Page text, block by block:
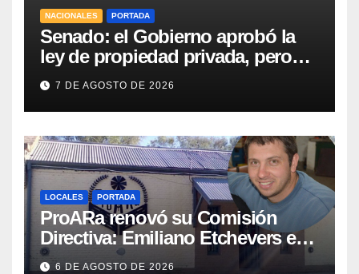
NACIONALES PORTADA
Senado: el Gobierno aprobó la
ley de propiedad privada, pero
tuvo que quitar otro capítulo
7 DE AGOSTO DE 2026
LOCALES PORTADA
ProARa renovó su Comisión
Directiva: Emiliano Etchevers es
el nuevo Presidente de la entidad
6 DE AGOSTO DE 2026